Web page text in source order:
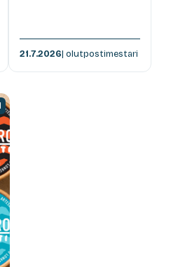
21.7.2026| olutpostimestari